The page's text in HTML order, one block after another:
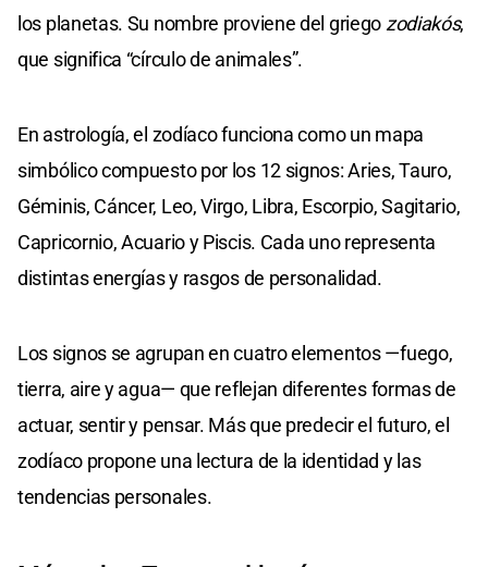
los planetas. Su nombre proviene del griego zodiakós,
que significa “círculo de animales”.
En astrología, el zodíaco funciona como un mapa
simbólico compuesto por los 12 signos: Aries, Tauro,
Géminis, Cáncer, Leo, Virgo, Libra, Escorpio, Sagitario,
Capricornio, Acuario y Piscis. Cada uno representa
distintas energías y rasgos de personalidad.
Los signos se agrupan en cuatro elementos —fuego,
tierra, aire y agua— que reflejan diferentes formas de
actuar, sentir y pensar. Más que predecir el futuro, el
zodíaco propone una lectura de la identidad y las
tendencias personales.